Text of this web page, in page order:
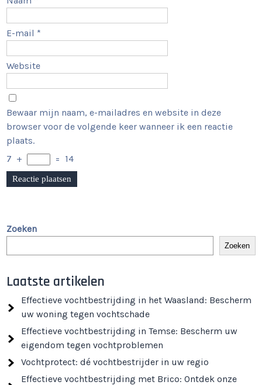
E-mail *
Website
Bewaar mijn naam, e-mailadres en website in deze
browser voor de volgende keer wanneer ik een reactie
plaats.
7 + = 14
Zoeken
Zoeken
Laatste artikelen
Effectieve vochtbestrijding in het Waasland: Bescherm
uw woning tegen vochtschade
Effectieve vochtbestrijding in Temse: Bescherm uw
eigendom tegen vochtproblemen
Vochtprotect: dé vochtbestrijder in uw regio
Effectieve vochtbestrijding met Brico: Ontdek onze